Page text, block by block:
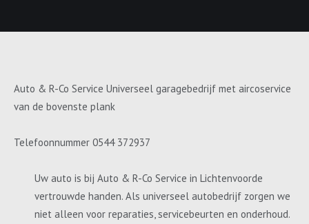
Auto & R-Co Service Universeel garagebedrijf met aircoservice
van de bovenste plank
Telefoonnummer 0544 372937
Uw auto is bij Auto & R-Co Service in Lichtenvoorde
vertrouwde handen. Als universeel autobedrijf zorgen we
niet alleen voor reparaties, servicebeurten en onderhoud.